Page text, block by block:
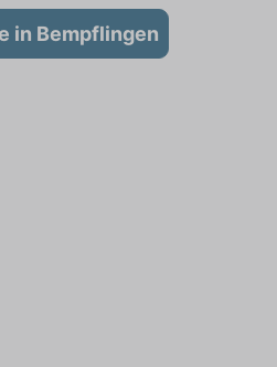
in Bempflingen